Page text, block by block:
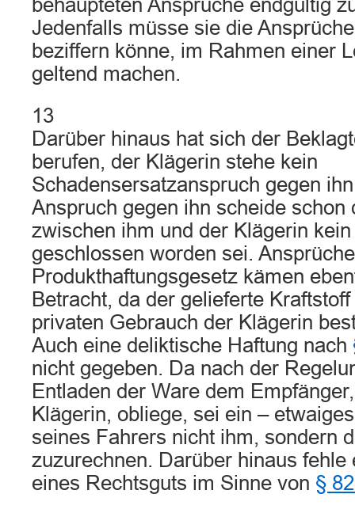
behaupteten Ansprüche endgültig
Jedenfalls müsse sie die
beziffern könne, im Rahmen einer
geltend machen.
13
Darüber hinaus hat sich der
berufen, der Klägerin stehe kein
Schadensersatzanspruch gegen
Anspruch gegen ihn scheide schon
zwischen ihm und der Klägerin
geschlossen worden sei.
Produkthaftungsgesetz kämen
Betracht, da der gelieferte
privaten Gebrauch der Klägerin
Auch eine deliktische Haftung nach
nicht gegeben. Da nach der
Entladen der Ware dem
Klägerin, obliege, sei ein –
seines Fahrers nicht ihm, sondern
zuzurechnen. Darüber hinaus fehle
eines Rechtsguts im Sinne von §